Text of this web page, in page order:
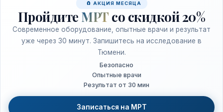
🧲 АКЦИЯ МЕСЯЦА
Пройдите МРТ со скидкой 20%
Современное оборудование, опытные врачи и результат
уже через 30 минут. Запишитесь на исследование в
Тюмени.
Безопасно
Опытные врачи
Результат от 30 мин
Записаться на МРТ